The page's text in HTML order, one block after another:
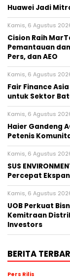
Huawei Jadi
Kamis, 6 Agustus
Cision Raih
Pemantauan
Pers, dan AEO
Kamis, 6 Agustus
Fair Finance
untuk Sektor
Kamis, 6 Agustus
Haier Gandeng
Petenis
Kamis, 6 Agustus
SUS
Percepat
Kamis, 6 Agustus
UOB Perkuat
Kemitraan
Investors
BERITA
Pers Rilis